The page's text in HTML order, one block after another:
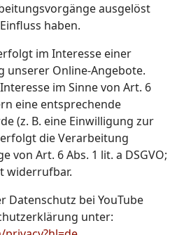
ausgelöst
haben.
im Interesse einer
unserer Online-Angebote.
im Sinne von Art. 6
eine entsprechende
(z. B. eine Einwilligung zur
die Verarbeitung
von Art. 6 Abs. 1 lit. a DSGVO;
widerrufbar.
bei YouTube
unter: